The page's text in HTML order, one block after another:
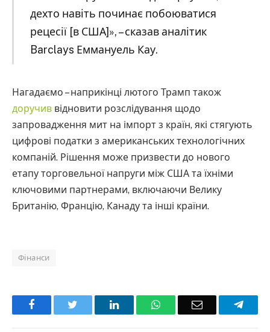
дехто навіть починає побоюватися
рецесії [в США]», – сказав аналітик
Barclays Еммануель Кау.
Нагадаємо – наприкінці лютого Трамп також
доручив відновити розслідування щодо
запровадження мит на імпорт з країн, які стягують
цифрові податки з американських технологічних
компаній. Рішення може призвести до нового
етапу торговельної напруги між США та їхніми
ключовими партнерами, включаючи Велику
Британію, Францію, Канаду та інші країни.
Фінанси
Facebook LinkedInWhatsAppEmail